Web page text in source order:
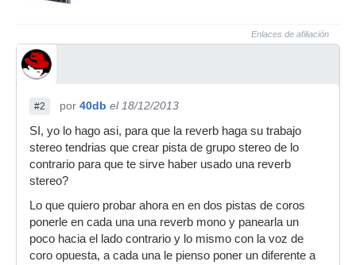
Enlaces de afiliación
#2 por 40db el 18/12/2013
SI, yo lo hago asi, para que la reverb haga su trabajo
stereo tendrias que crear pista de grupo stereo de lo
contrario para que te sirve haber usado una reverb
stereo?
Lo que quiero probar ahora en en dos pistas de coros
ponerle en cada una una reverb mono y panearla un
poco hacia el lado contrario y lo mismo con la voz de
coro opuesta, a cada una le pienso poner un diferente a